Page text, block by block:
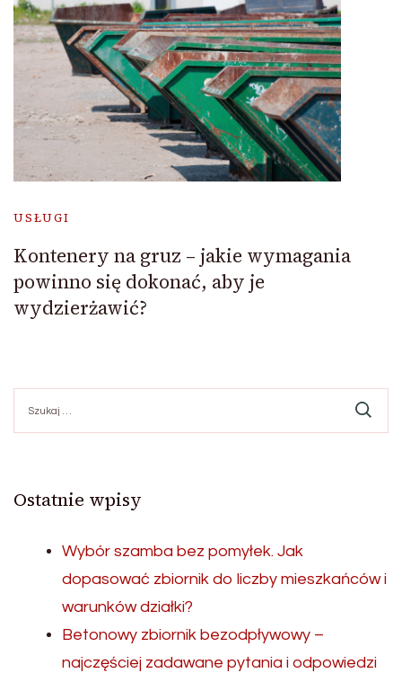
USŁUGI
Kontenery na gruz – jakie wymagania
powinno się dokonać, aby je
wydzierżawić?
Ostatnie wpisy
Wybór szamba bez pomyłek. Jak
dopasować zbiornik do liczby mieszkańców i
warunków działki?
Betonowy zbiornik bezodpływowy –
najczęściej zadawane pytania i odpowiedzi